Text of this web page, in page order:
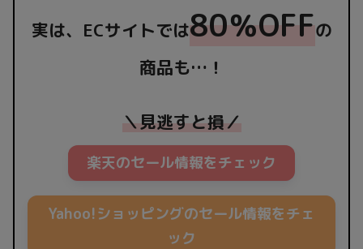
実は、ECサイトでは80％OFFの
商品も…！
＼見逃すと損／
楽天のセール情報をチェック
Yahoo!ショッピングのセール情報をチェ
ック